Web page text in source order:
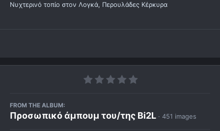
Νυχτερινό τοπίο στον Λογκά, Περουλάδες Κέρκυρα
FROM THE ALBUM:
Προσωπικό άμπουμ του/της Bi2L · 451 images